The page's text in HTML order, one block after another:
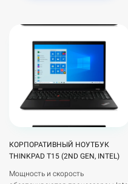
КОРПОРАТИВНЫЙ НОУТБУК
THINKPAD T15 (2ND GEN, INTEL)
Мощность и скорость